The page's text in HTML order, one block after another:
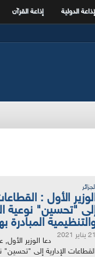
الدولية إذاعة القرآن
الأول :
"تحسين" نوعية
المبادرة
21 يناير 2021
دعا الوزير
القطاعات الإدارية إلى